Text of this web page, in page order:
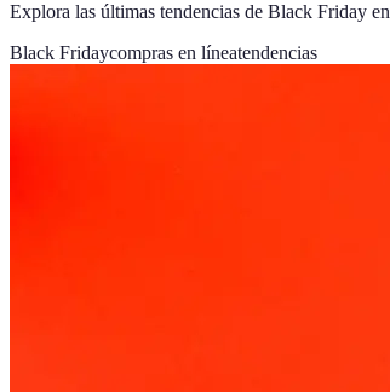
Explora las últimas tendencias de Black Friday
Black Fridaycompras en líneatendencias